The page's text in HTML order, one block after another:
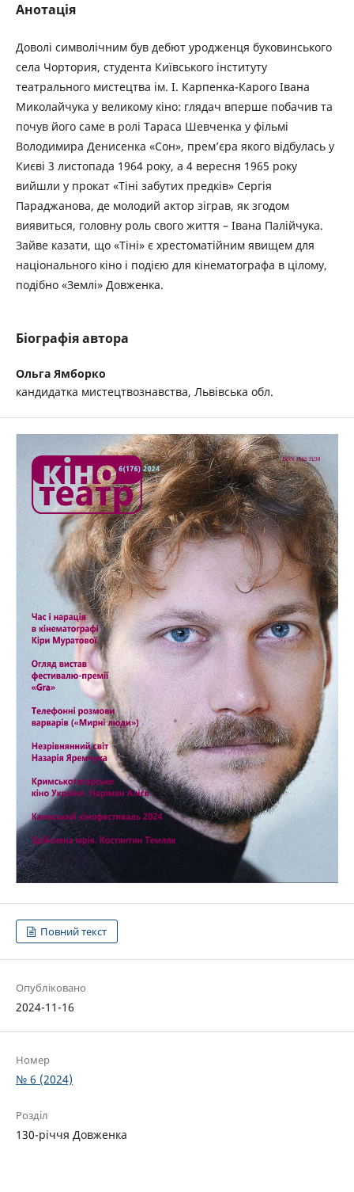
Анотація
Доволі символічним був дебют уродженця буковинського
села Чортория, студента Київського інституту
театрального мистецтва ім. І. Карпенка-Карого Івана
Миколайчука у великому кіно: глядач вперше побачив та
почув його саме в ролі Тараса Шевченка у фільмі
Володимира Денисенка «Сон», прем’єра якого відбулась у
Києві 3 листопада 1964 року, а 4 вересня 1965 року
вийшли у прокат «Тіні забутих предків» Сергія
Параджанова, де молодий актор зіграв, як згодом
виявиться, головну роль свого життя – Івана Палійчука.
Зайве казати, що «Тіні» є хрестоматійним явищем для
національного кіно і подією для кінематографа в цілому,
подібно «Землі» Довженка.
Біографія автора
Ольга Ямборко
кандидатка мистецтвознавства, Львівська обл.
Повний текст
Опубліковано
2024-11-16
Номер
№ 6 (2024)
Розділ
130-річчя Довженка